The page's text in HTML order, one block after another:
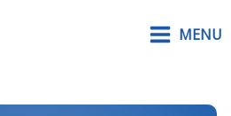
MENU